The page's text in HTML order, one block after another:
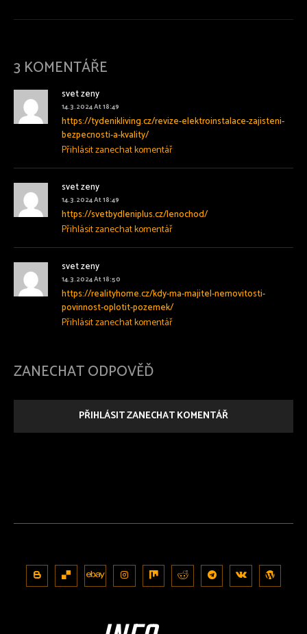
3 KOMENTÁŘE
svet zeny
14.3.2024 At 18:49
https://tydenikliving.cz/revize-elektroinstalace-zajisteni-
bezpecnosti-a-kvality/
Přihlásit zanechat komentář
svet zeny
14.3.2024 At 18:49
https://svetbydleniplus.cz/lenochod/
Přihlásit zanechat komentář
svet zeny
14.3.2024 At 18:50
https://realityhome.cz/kdy-ma-majitel-nemovitosti-
povinnost-oplotit-pozemek/
Přihlásit zanechat komentář
ZANECHAT ODPOVĚĎ
PŘIHLÁSIT ZANECHAT KOMENTÁŘ